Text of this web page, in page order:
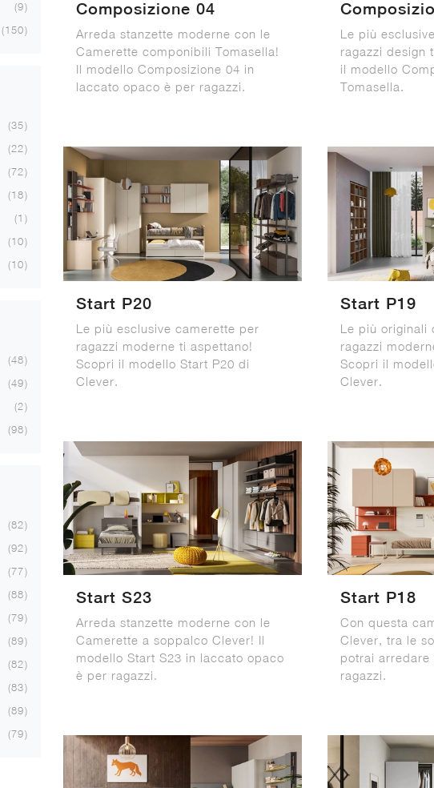
9
150
35
22
72
18
1
10
10
48
49
2
98
82
92
77
88
79
89
82
83
89
79
Composizione 04
Arreda stanzette moderne con le
Camerette componibili Tomasella!
Il modello Composizione 04 in
laccato opaco è per ragazzi.
Le più
ragazzi design
il modello
Tomasella.
Start P20
Le più esclusive camerette per
ragazzi moderne ti aspettano!
Scopri il modello Start P20 di
Clever.
Start P19
Le più originali
ragazzi
Scopri il
Clever.
Start S23
Arreda stanzette moderne con le
Camerette a soppalco Clever! Il
modello Start S23 in laccato opaco
è per ragazzi.
Start P18
Con questa
Clever, tra le
potrai arredare
ragazzi.